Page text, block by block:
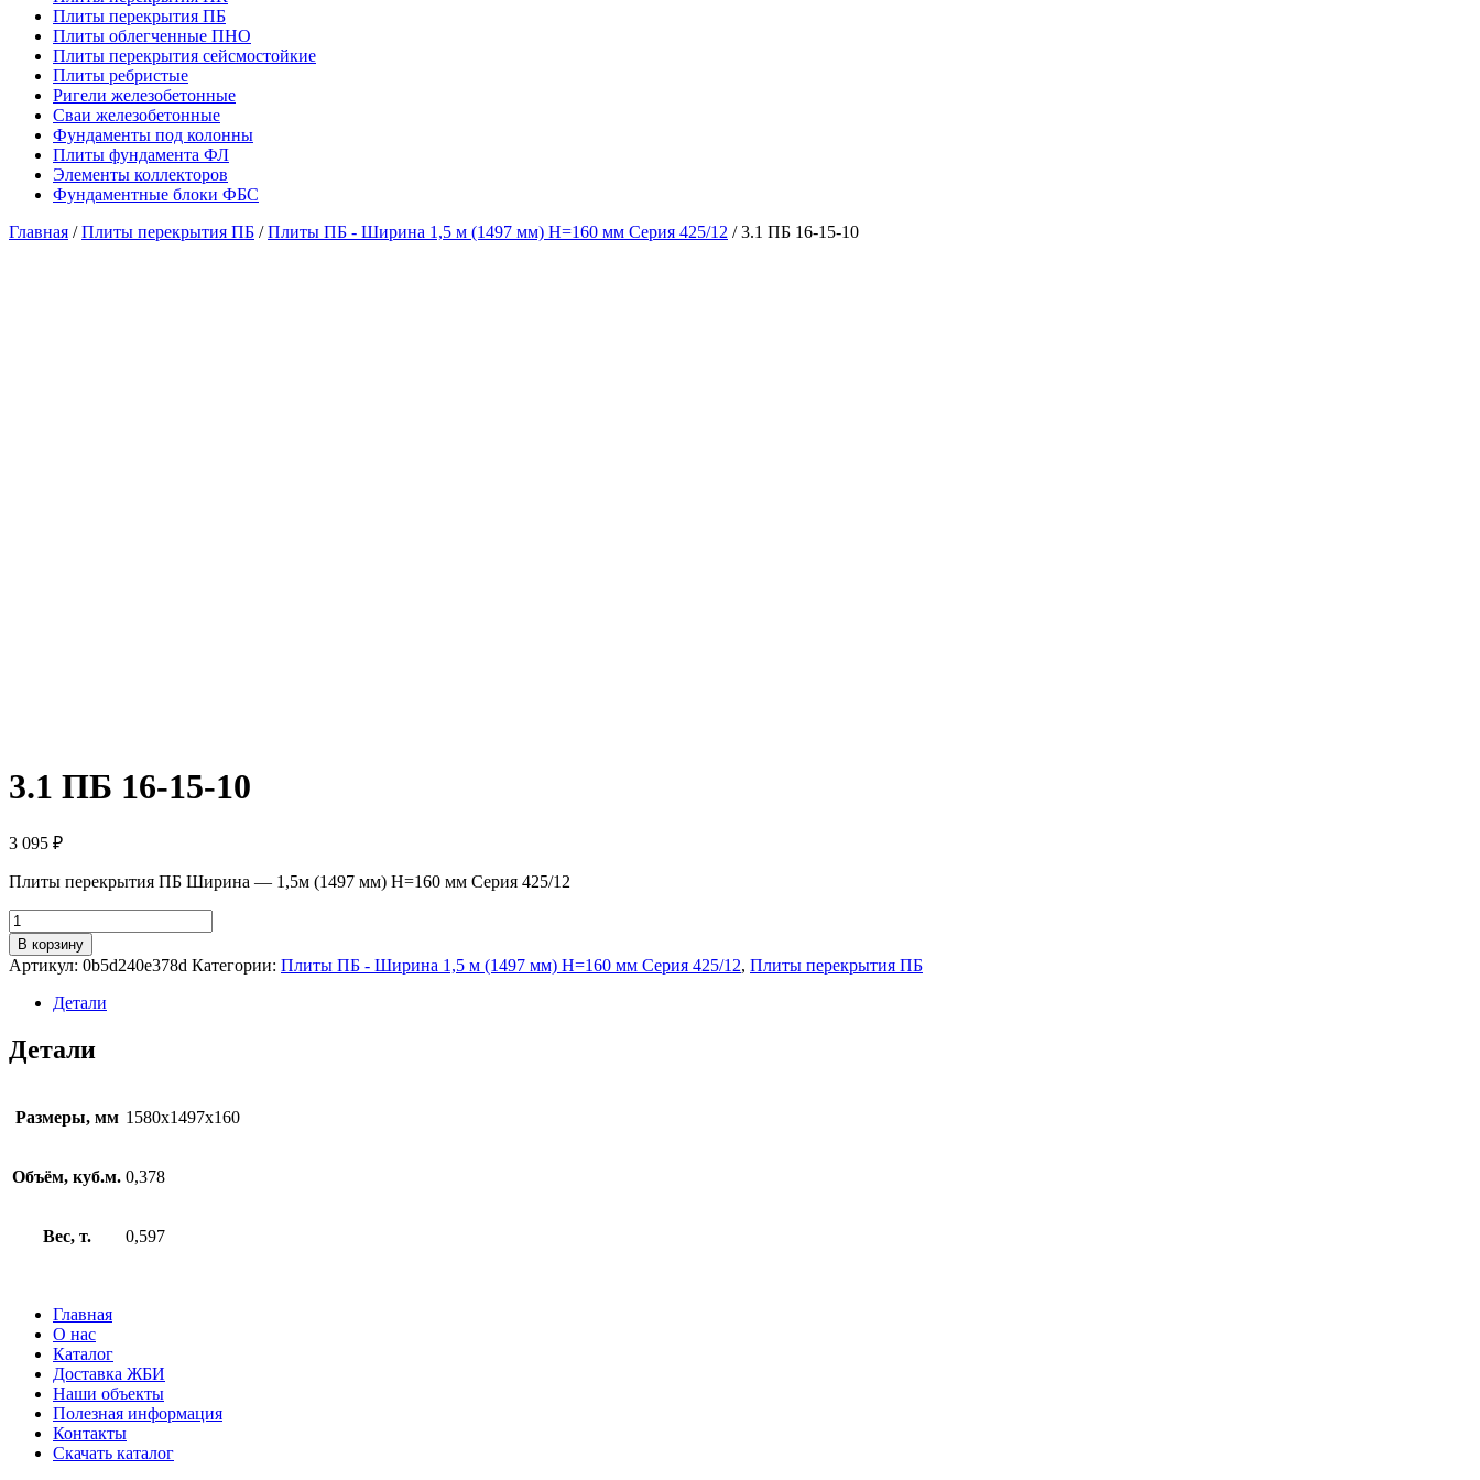
Плиты перекрытия ПБ
Плиты облегченные ПНО
Плиты перекрытия сейсмостойкие
Плиты ребристые
Ригели железобетонные
Сваи железобетонные
Фундаменты под колонны
Плиты фундамента ФЛ
Элементы коллекторов
Фундаментные блоки ФБС
Главная /Плиты перекрытия ПБ /Плиты ПБ - Ширина 1,5 м (1497 мм) H=160 мм Серия 425/12 / 3.1 ПБ 16-15-10
3.1 ПБ 16-15-10
3 095 ₽
Плиты перекрытия ПБ Ширина — 1,5м (1497 мм) H=160 мм Серия 425/12
Количество
товара
3.1
ПБ
10
В корзину
Артикул: 0b5d240e378d Категории: Плиты ПБ - Ширина 1,5 м (1497 мм) H=160 мм Серия 425/12, Плиты перекрытия ПБ
Детали
Детали
Размеры, мм 1580х1497х160
Объём, куб.м. 0,378
Вес, т. 0,597
Главная
О нас
Каталог
Доставка ЖБИ
Наши объекты
Полезная информация
Контакты
Скачать каталог